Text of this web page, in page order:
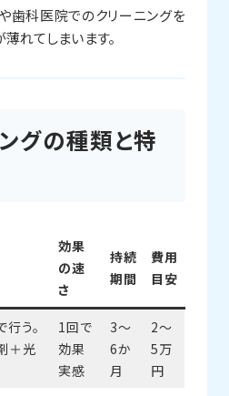
歯科医院でのクリーニングを
れてしまいます。
グの種類と特
効果
の速
さ
持続
期間
費用
目安
う。
＋光
1回で
効果
実感
3〜
6か
月
2〜
5万
円